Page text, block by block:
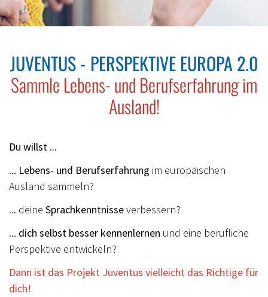
JUVENTUS - PERSPEKTIVE EUROPA 2.0
Sammle Lebens- und Berufserfahrung im
Ausland!
Du willst ...
... Lebens- und Berufserfahrung im europäischen
Ausland sammeln?
... deine Sprachkenntnisseverbessern?
... dich selbst besser kennenlernen und eine berufliche
Perspektive entwickeln?
Dann ist das Projekt Juventus vielleicht das Richtige für
dich!